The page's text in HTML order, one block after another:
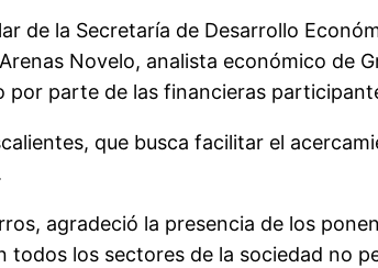
la Secretaría de Desarrollo
Novelo, analista económico de
por parte de las financieras
que busca facilitar el
agradeció la presencia de los
los sectores de la sociedad no